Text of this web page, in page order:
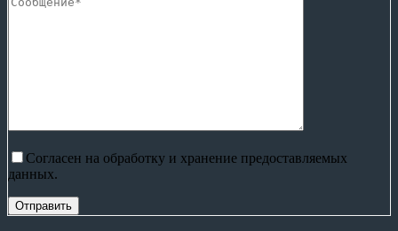
Согласен на обработку и хранение предоставляемых
данных.